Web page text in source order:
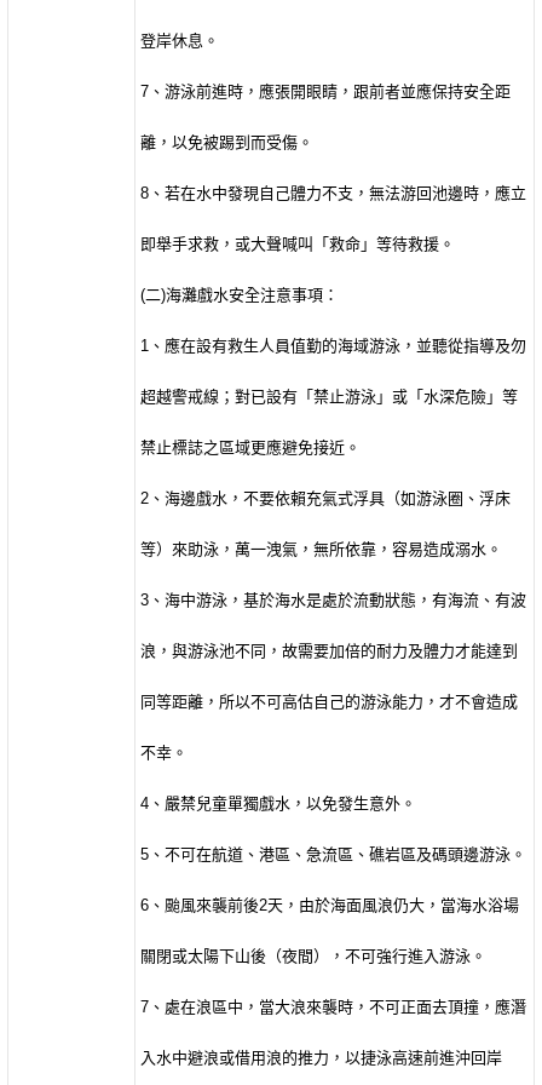
登岸休息。
7 、游泳前進時，應張開眼睛，跟前者並應保持安全距
離，以免被踢到而受傷。
8 、若在水中發現自己體力不支，無法游回池邊時，應立
即舉手求救，或大聲喊叫「救命」等待救援。
(二)海灘戲水安全注意事項：
1 、應在設有救生人員值勤的海域游泳，並聽從指導及勿
超越警戒線；對已設有「禁止游泳」或「水深危險」等
禁止標誌之區域更應避免接近。
2 、海邊戲水，不要依賴充氣式浮具（如游泳圈、浮床
等）來助泳，萬一洩氣，無所依靠，容易造成溺水。
3 、海中游泳，基於海水是處於流動狀態，有海流、有波
浪，與游泳池不同，故需要加倍的耐力及體力才能達到
同等距離，所以不可高估自己的游泳能力，才不會造成
不幸。
4 、嚴禁兒童單獨戲水，以免發生意外。
5 、不可在航道、港區、急流區、礁岩區及碼頭邊游泳。
6 、颱風來襲前後2天，由於海面風浪仍大，當海水浴場
關閉或太陽下山後（夜間），不可強行進入游泳。
7 、處在浪區中，當大浪來襲時，不可正面去頂撞，應潛
入水中避浪或借用浪的推力，以捷泳高速前進沖回岸